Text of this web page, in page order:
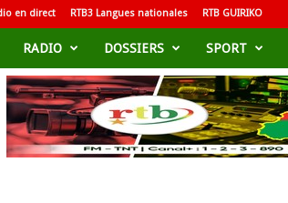
en direct RTB3 Langues nationales RTB GUIRIKO
RADIO DOSSIERS SPORT